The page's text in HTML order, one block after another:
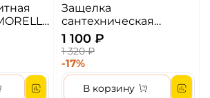
-
Защелка
сантехническая
магнитная MORELLI
2070M SN Цвет -
Никель
1 100 ₽
1 320 ₽
-17%
В корзину